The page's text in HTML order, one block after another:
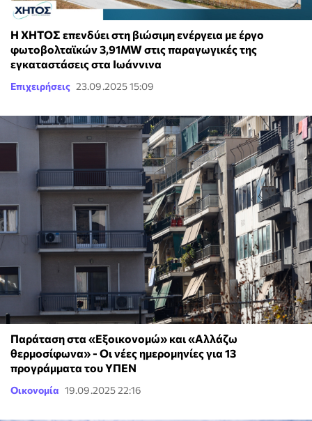
Η ΧΗΤΟΣ επενδύει στη βιώσιμη ενέργεια με έργο
φωτοβολταϊκών 3,91MW στις παραγωγικές της
εγκαταστάσεις στα Ιωάννινα
Επιχειρήσεις 23.09.2025 15:09
Παράταση στα «Εξοικονομώ» και «Αλλάζω
θερμοσίφωνα» - Οι νέες ημερομηνίες για 13
προγράμματα του ΥΠΕΝ
Οικονομία 19.09.2025 22:16